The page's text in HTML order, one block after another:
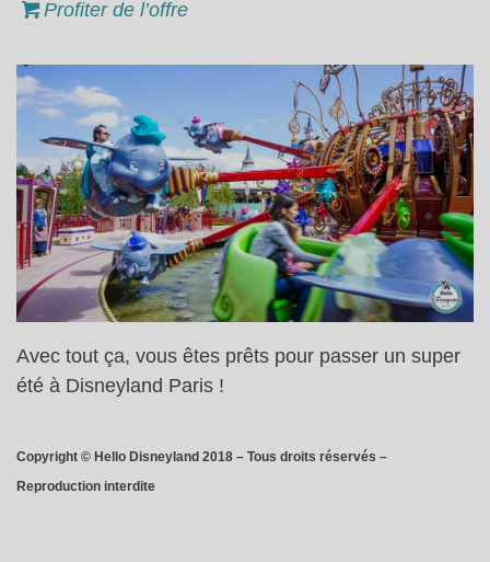
Profiter de l’offre
Avec tout ça, vous êtes prêts pour passer un super
été à Disneyland Paris !
Copyright © Hello Disneyland 2018 – Tous droits réservés –
Reproduction interdite